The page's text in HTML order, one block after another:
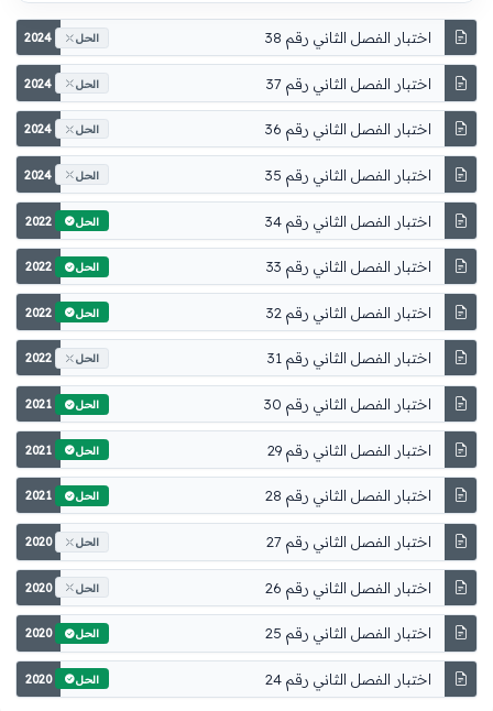
اختبار الفصل الثاني رقم 38 2024 الحل
اختبار الفصل الثاني رقم 37 2024 الحل
اختبار الفصل الثاني رقم 36 2024 الحل
اختبار الفصل الثاني رقم 35 2024 الحل
اختبار الفصل الثاني رقم 34 2022 الحل
اختبار الفصل الثاني رقم 33 2022 الحل
اختبار الفصل الثاني رقم 32 2022 الحل
اختبار الفصل الثاني رقم 31 2022 الحل
اختبار الفصل الثاني رقم 30 2021 الحل
اختبار الفصل الثاني رقم 29 2021 الحل
اختبار الفصل الثاني رقم 28 2021 الحل
اختبار الفصل الثاني رقم 27 2020 الحل
اختبار الفصل الثاني رقم 26 2020 الحل
اختبار الفصل الثاني رقم 25 2020 الحل
اختبار الفصل الثاني رقم 24 2020 الحل